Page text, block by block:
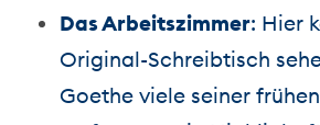
Das Arbeitszimmer: Hier
Original-Schreibtisch
Goethe viele seiner